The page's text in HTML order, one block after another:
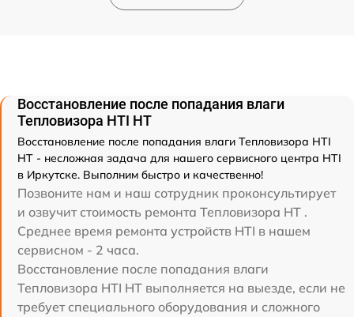
Восстановление после попадания влаги
Тепловизора HTI HT
Восстановление после попадания влаги Тепловизора HTI
HT - несложная задача для нашего сервисного центра HTI
в Иркутске. Выполним быстро и качественно!
Позвоните нам и наш сотрудник проконсультирует
и озвучит стоимость ремонта Тепловизора HT .
Среднее время ремонта устройств HTI в нашем
сервисном - 2 часа.
Восстановление после попадания влаги
Тепловизора HTI HT выполняется на выезде, если не
требует специального оборудования и сложного